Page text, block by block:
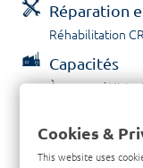
Réparation
Réhabilitation
Capacités
À propos /
Contactez
Cookies &
This website uses